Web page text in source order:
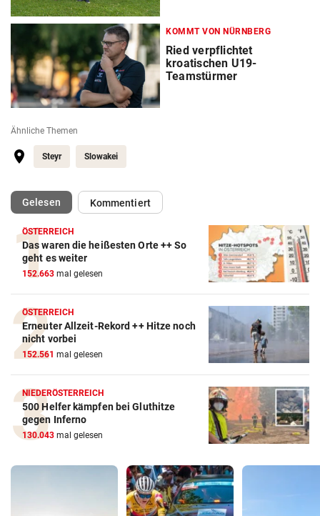
KOMMT VON NÜRNBERG
Ried verpflichtet
kroatischen U19-
Teamstürmer
Ähnliche Themen
Steyr Slowakei
Gelesen(ausgewählt)Kommentiert
ÖSTERREICH
Das waren die heißesten Orte ++ So
geht es weiter
152.663 mal gelesen
ÖSTERREICH
Erneuter Allzeit-Rekord ++ Hitze noch
nicht vorbei
152.561 mal gelesen
NIEDERÖSTERREICH
500 Helfer kämpfen bei Gluthitze
gegen Inferno
130.043 mal gelesen